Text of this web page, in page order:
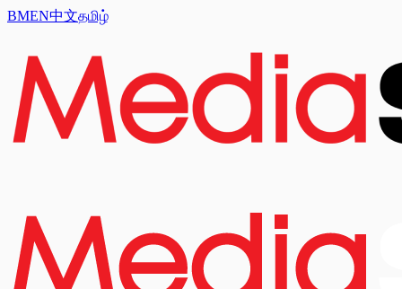
BMEN中文தமிழ்